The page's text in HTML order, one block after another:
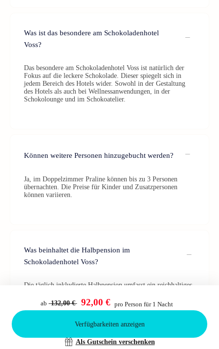
Bestätigen
Was ist das besondere am Schokoladenhotel
Voss?
Das besondere am Schokoladenhotel Voss ist natürlich der
Fokus auf die leckere Schokolade. Dieser spiegelt sich in
jedem Bereich des Hotels wider. Sowohl in der Gestaltung
des Hotels als auch bei Wellnessanwendungen, in der
Schokolounge und im Schokoatelier.
Können weitere Personen hinzugebucht werden?
Ja, im Doppelzimmer Praline können bis zu 3 Personen
übernachten. Die Preise für Kinder und Zusatzpersonen
können variieren.
Was beinhaltet die Halbpension im
Schokoladenhotel Voss?
Die täglich inkludierte Halbpension umfasst ein reichhaltiges
Abend.ab 132,00 € 92,00 € pro Person für 1 Nacht
Verfügbarkeiten anzeigen
Als Gutschein verschenken